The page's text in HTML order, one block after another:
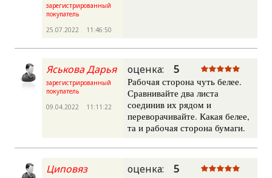
зарегистрированный
покупатель
25.07.2022 11:46:50
Яськова Дарья
зарегистрированный
покупатель
09.04.2022 11:11:22
оценка: 5
Рабочая сторона чуть белее.
Сравнивайте два листа
соединив их рядом и
переворачивайте. Какая белее,
та и рабочая сторона бумаги.
Циповяз
оценка: 5